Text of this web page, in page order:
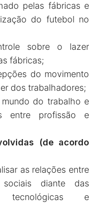
pelas fábricas e
do futebol no
sobre o lazer
fábricas;
do movimento
dos trabalhadores;
do trabalho e
entre profissão e
(de acordo
as relações entre
diante das
tecnológicas e